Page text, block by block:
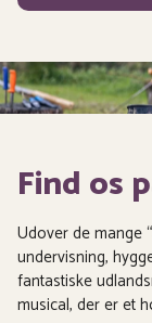
Find os
Udover de mange
undervisning,
fantastiske
musical, der er et